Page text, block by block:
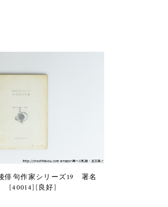
俳句作家シリーズ19 署名
良好]